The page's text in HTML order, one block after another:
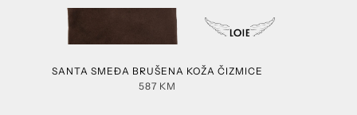
SANTA SMEĐA BRUŠENA KOŽA ČIZMICE
587 KM